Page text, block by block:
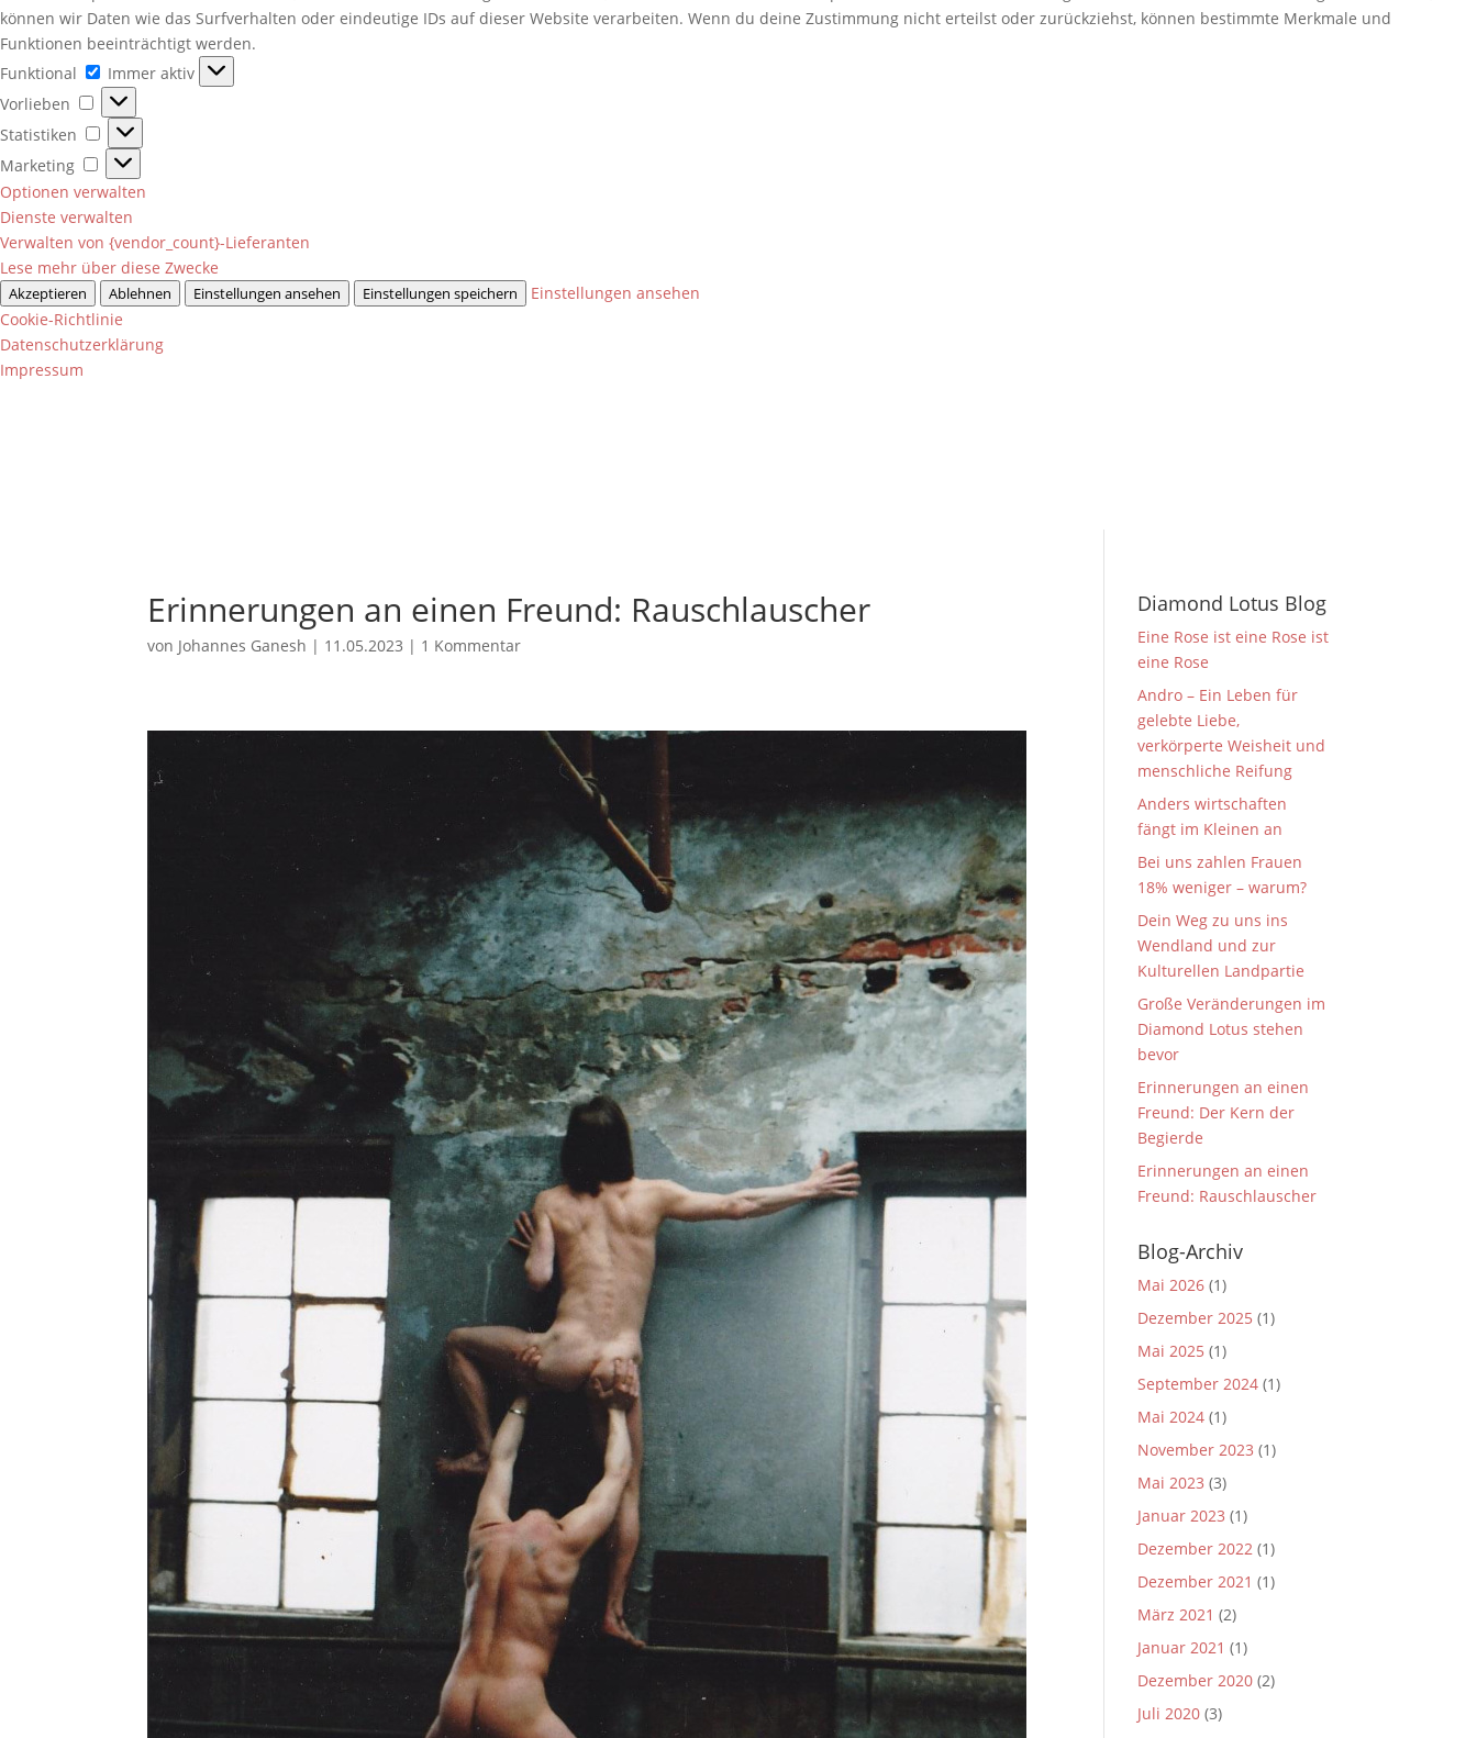
können wir Daten wie das Surfverhalten oder eindeutige IDs auf dieser Website verarbeiten. Wenn du deine Zustimmung nicht erteilst oder zurückziehst, können bestimmte Merkmale und
Funktionen beeinträchtigt werden.
Funktional
Funktional
Immer aktiv
Vorlieben
Vorlieben
Statistiken
Statistiken
Marketing
Marketing
Optionen verwalten
Dienste verwalten
Verwalten von {vendor_count}-Lieferanten
Lese mehr über diese Zwecke
Akzeptieren Ablehnen Einstellungen ansehen Einstellungen speichern
Einstellungen ansehen
Cookie-Richtlinie
Datenschutzerklärung
Impressum
Erinnerungen an einen Freund: Rauschlauscher
von Johannes Ganesh | 11.05.2023 | 1 Kommentar
Diamond Lotus Blog
Eine Rose ist eine Rose ist
eine Rose
Andro – Ein Leben für
gelebte Liebe,
verkörperte Weisheit und
menschliche Reifung
Anders wirtschaften
fängt im Kleinen an
Bei uns zahlen Frauen
18% weniger – warum?
Dein Weg zu uns ins
Wendland und zur
Kulturellen Landpartie
Große Veränderungen im
Diamond Lotus stehen
bevor
Erinnerungen an einen
Freund: Der Kern der
Begierde
Erinnerungen an einen
Freund: Rauschlauscher
Blog-Archiv
Mai 2026 (1)
Dezember 2025 (1)
Mai 2025 (1)
September 2024 (1)
Mai 2024 (1)
November 2023 (1)
Mai 2023 (3)
Januar 2023 (1)
Dezember 2022 (1)
Dezember 2021 (1)
März 2021 (2)
Januar 2021 (1)
Dezember 2020 (2)
Juli 2020 (3)